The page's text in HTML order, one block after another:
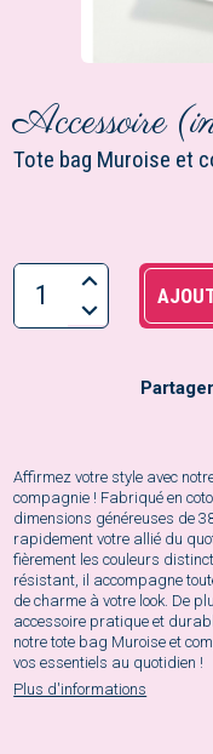
Accessoire
Tote bag Muroise et
Affirmez votre style avec
compagnie ! Fabriqué en
dimensions généreuses de
rapidement votre allié du
fièrement les couleurs
résistant, il accompagne
de charme à votre look. De
accessoire pratique et
notre tote bag Muroise et
vos essentiels au quotidien !
Plus d'informations